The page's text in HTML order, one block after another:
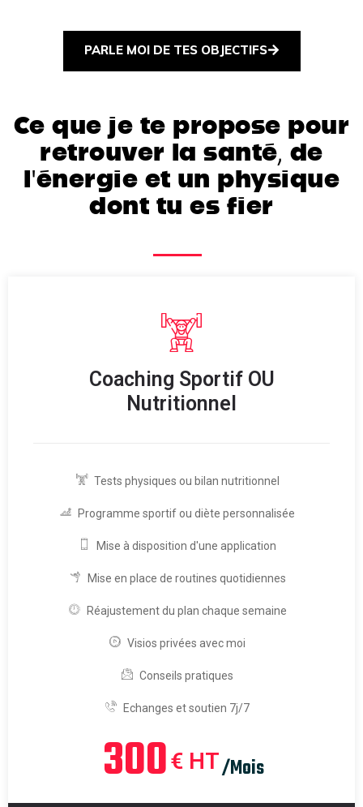
PARLE MOI DE TES OBJECTIFS
Ce que je te propose pour
retrouver la santé, de
l'énergie et un physique
dont tu es fier
Coaching Sportif OU
Nutritionnel
Tests physiques ou bilan nutritionnel
Programme sportif ou diète personnalisée
Mise à disposition d'une application
Mise en place de routines quotidiennes
Réajustement du plan chaque semaine
Visios privées avec moi
Conseils pratiques
Echanges et soutien 7j/7
300€ HT/Mois